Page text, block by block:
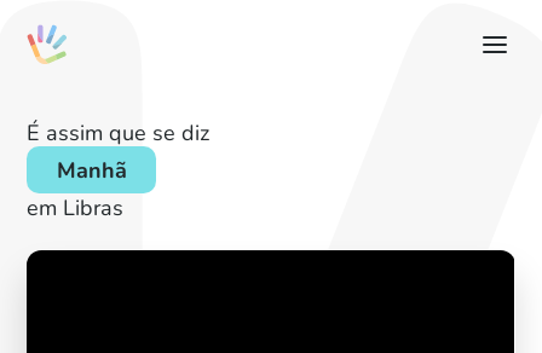
É assim que se diz
Manhã
em Libras